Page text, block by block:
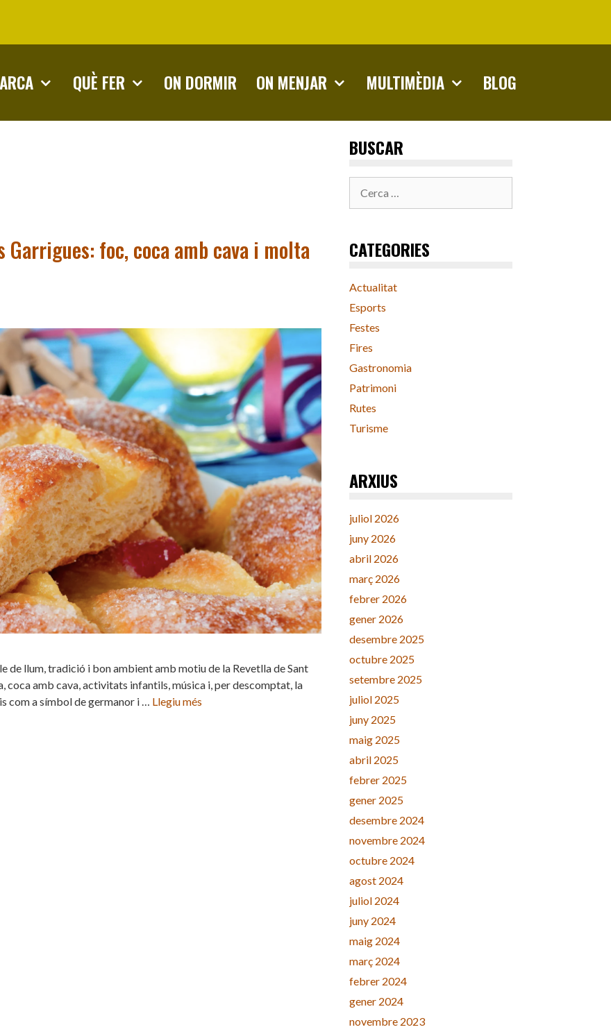
QUÈ FER ON DORMIR ON MENJAR MULTIMÈDIA BLOG
Garrigues: foc, coca amb cava i molta
de llum, tradició i bon ambient amb motiu de la Revetlla de Sant
coca amb cava, activitats infantils, música i, per descomptat, la
com a símbol de germanor i … Llegiu més
BUSCAR
CATEGORIES
Actualitat
Esports
Festes
Fires
Gastronomia
Patrimoni
Rutes
Turisme
ARXIUS
juliol 2026
juny 2026
abril 2026
març 2026
febrer 2026
gener 2026
desembre 2025
octubre 2025
setembre 2025
juliol 2025
juny 2025
maig 2025
abril 2025
febrer 2025
gener 2025
desembre 2024
novembre 2024
octubre 2024
agost 2024
juliol 2024
juny 2024
maig 2024
març 2024
febrer 2024
gener 2024
novembre 2023